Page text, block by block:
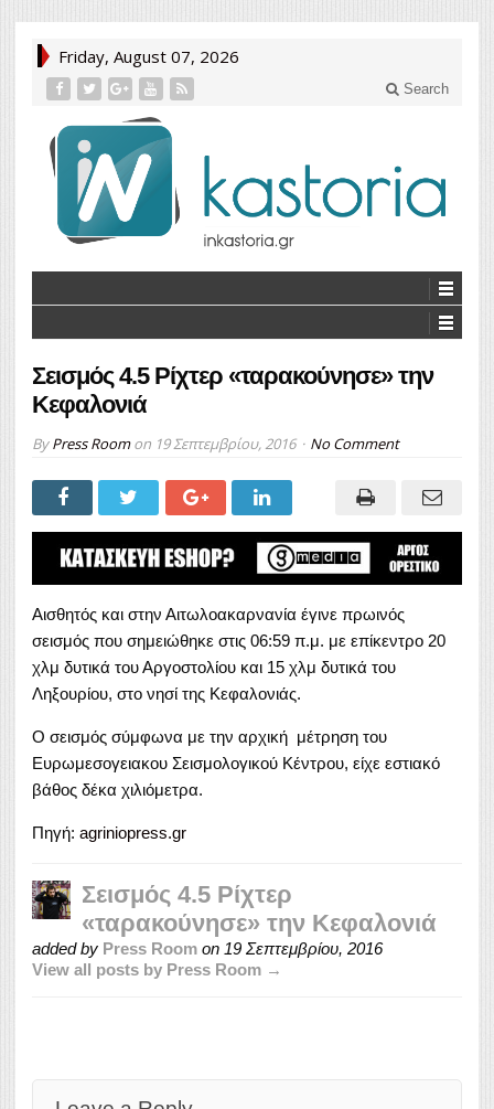
Friday, August 07, 2026
Search
Σεισμός 4.5 Ρίχτερ «ταρακούνησε» την
Κεφαλονιά
ByPress Roomon 19 Σεπτεμβρίου, 2016 No Comment
Αισθητός και στην Αιτωλοακαρνανία έγινε πρωινός
σεισμός που σημειώθηκε στις 06:59 π.μ. με επίκεντρο 20
χλμ δυτικά του Αργοστολίου και 15 χλμ δυτικά του
Ληξουρίου, στο νησί της Κεφαλονιάς.
Ο σεισμός σύμφωνα με την αρχική μέτρηση του
Ευρωμεσογειακου Σεισμολογικού Κέντρου, είχε εστιακό
βάθος δέκα χιλιόμετρα.
Πηγή: agriniopress.gr
Σεισμός 4.5 Ρίχτερ
«ταρακούνησε» την Κεφαλονιά
added by Press Room on 19 Σεπτεμβρίου, 2016
View all posts by Press Room →